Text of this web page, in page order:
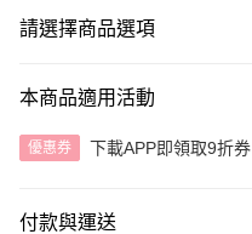
請選擇商品選項
本商品適用活動
優惠券 下載APP即領取9折券
付款與運送